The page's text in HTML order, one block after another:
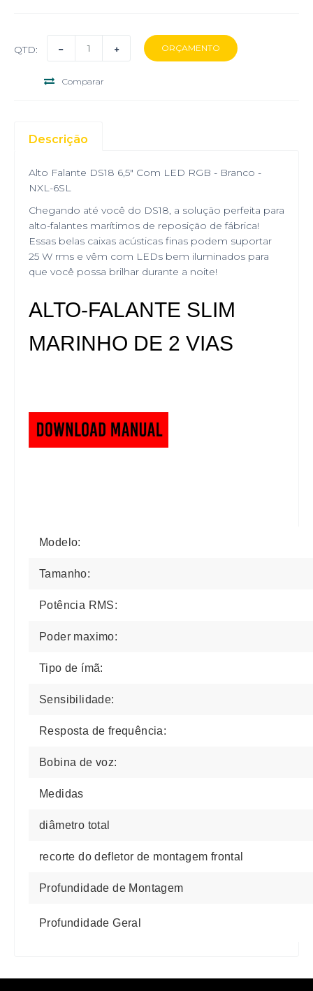
QTD:
Comparar
Descrição
Alto Falante DS18 6,5" Com LED RGB - Branco -
NXL-6SL
Chegando até você do DS18, a solução perfeita para
alto-falantes marítimos de reposição de fábrica!
Essas belas caixas acústicas finas podem suportar
25 W rms e vêm com LEDs bem iluminados para
que você possa brilhar durante a noite!
ALTO-FALANTE SLIM
MARINHO DE 2 VIAS
Modelo:
Tamanho:
Potência RMS:
Poder maximo:
Tipo de ímã:
Sensibilidade:
Resposta de frequência:
Bobina de voz:
Medidas
diâmetro total
recorte do defletor de montagem frontal
Profundidade de Montagem
Profundidade Geral